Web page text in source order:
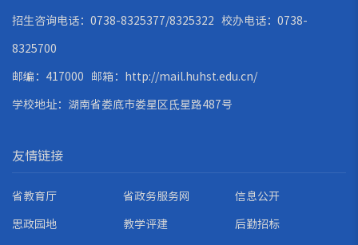
招生咨询电话：0738-8325377/8325322 校办电话：0738-
8325700
邮编：417000 邮箱： http://mail.huhst.edu.cn/
学校地址：湖南省娄底市娄星区氐星路487号
友情链接
省教育厅 省政务服务网 信息公开
思政园地 教学评建 后勤招标